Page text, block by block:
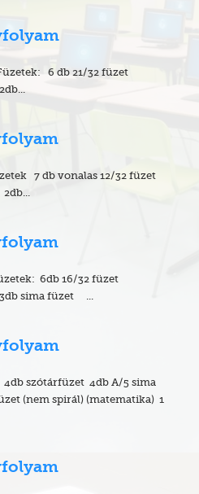
6 db 21/32 füzet
7 db vonalas 12/32 füzet
6db 16/32 füzet
sima füzet ...
szótárfüzet 4db A/5 sima
(nem spirál) (matematika) 1